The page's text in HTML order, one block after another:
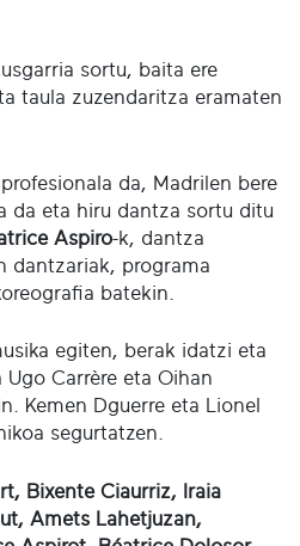
sortu, baita ere
taula zuzendaritza eramaten
da, Madrilen bere
da eta hiru dantza sortu ditu
Aspiro-k, dantza
dantzariak, programa
batekin.
egiten, berak idatzi eta
Carrère eta Oihan
Kemen Dguerre eta Lionel
segurtatzen.
Bixente Ciaurriz, Iraia
Amets Lahetjuzan,